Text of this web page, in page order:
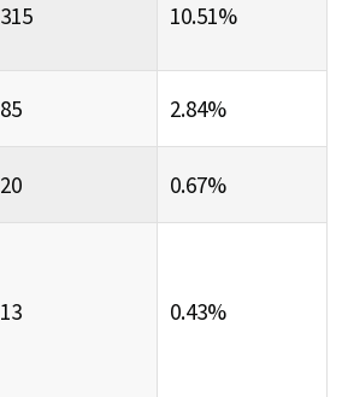
315 10.51%
85 2.84%
20 0.67%
13 0.43%